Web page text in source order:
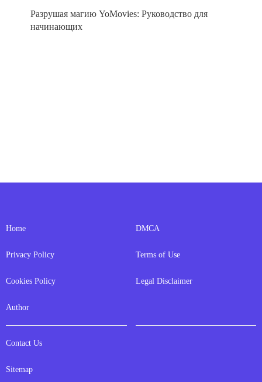
Разрушая магию YoMovies: Руководство для
начинающих
Home
Privacy Policy
Cookies Policy
Author
DMCA
Terms of Use
Legal Disclaimer
Contact Us
Sitemap